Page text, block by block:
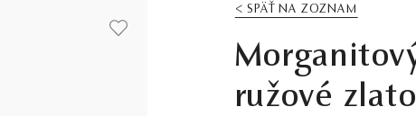
< SPÄŤ NA ZOZNAM
ružové zlato